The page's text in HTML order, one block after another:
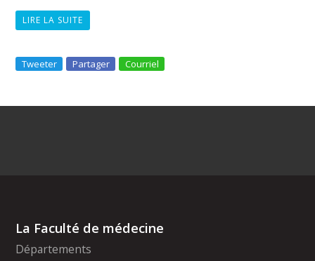
LIRE LA SUITE
Tweeter Partager Courriel
La Faculté de médecine
Départements